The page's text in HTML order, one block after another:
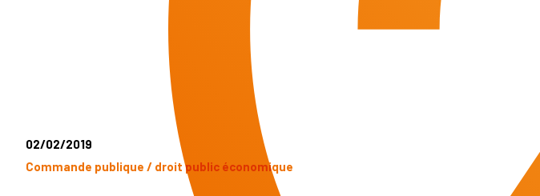
02/02/2019
Commande publique / droit public économique